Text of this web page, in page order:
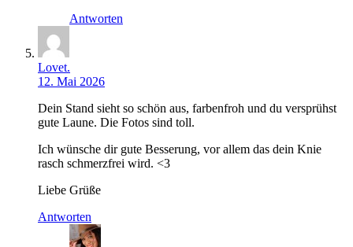
Antworten
Lovet.
12. Mai 2026
Dein Stand sieht so schön aus, farbenfroh und du versprühst
gute Laune. Die Fotos sind toll.
Ich wünsche dir gute Besserung, vor allem das dein Knie
rasch schmerzfrei wird. <3
Liebe Grüße
Antworten